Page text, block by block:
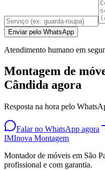
Enviar pelo WhatsApp
Atendimento humano em
Montagem de
Cândida agora
Resposta na hora pelo
Falar no WhatsApp agora
IMInova Montagem
Montador de móveis em São
profissional e com garantia.